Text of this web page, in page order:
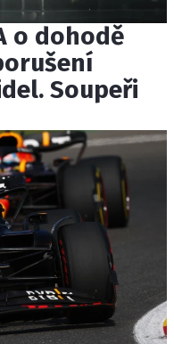
o dohodě
Soupeři